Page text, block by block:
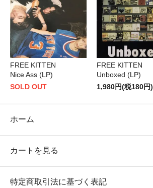
FREE KITTEN
Nice Ass (LP)
SOLD OUT
FREE KITTEN
Unboxed (LP)
1,980円(税180円)
ホーム
カートを見る
特定商取引法に基づく表記